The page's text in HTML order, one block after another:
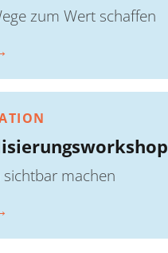
zum Wert schaffen
sichtbar machen